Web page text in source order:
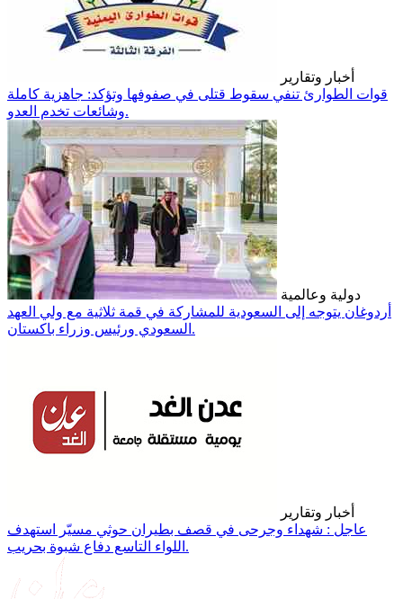
أخبار وتقارير
قوات الطوارئ تنفي سقوط قتلى في صفوفها وتؤكد: جاهزية كاملة
وشائعات تخدم العدو.
دولية وعالمية
أردوغان يتوجه إلى السعودية للمشاركة في قمة ثلاثية مع ولي العهد
السعودي ورئيس وزراء باكستان.
أخبار وتقارير
عاجل : شهداء وجرحى في قصف بطيران حوثي مسيّر استهدف
اللواء التاسع دفاع شبوة بحريب.